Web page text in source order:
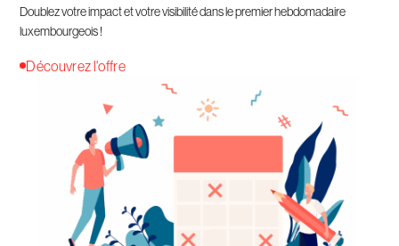
Doublez votre impact et votre visibilité dans le premier hebdomadaire
luxembourgeois !
Découvrez l'offre